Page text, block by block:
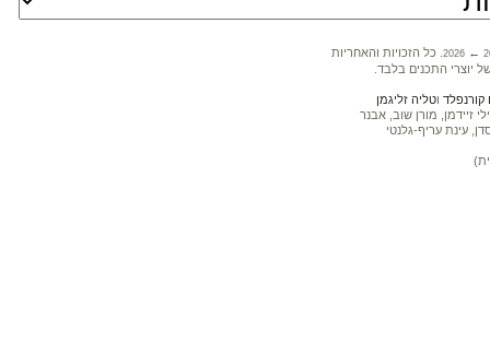
2026 ←
. כל הזכויות והאחריות
יוצרי התכנים בלבד.
וטליה זליגמן
זיידמן, מורן שוב, אבנר
עינת עריף-גלנטי